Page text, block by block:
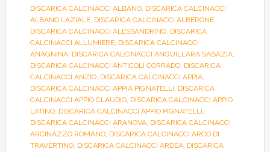
DISCARICA CALCINACCI ALBANO, DISCARICA CALCINACCI
ALBANO LAZIALE, DISCARICA CALCINACCI ALBERONE,
DISCARICA CALCINACCI ALESSANDRINO, DISCARICA
CALCINACCI ALLUMIERE, DISCARICA CALCINACCI
ANAGNINA, DISCARICA CALCINACCI ANGUILLARA SABAZIA,
DISCARICA CALCINACCI ANTICOLI CORRADO, DISCARICA
CALCINACCI ANZIO, DISCARICA CALCINACCI APPIA,
DISCARICA CALCINACCI APPIA PIGNATELLI, DISCARICA
CALCINACCI APPIO CLAUDIO, DISCARICA CALCINACCI APPIO
LATINO, DISCARICA CALCINACCI APPIO PIGNATELLI,
DISCARICA CALCINACCI ARANOVA, DISCARICA CALCINACCI
ARCINAZZO ROMANO, DISCARICA CALCINACCI ARCO DI
TRAVERTINO, DISCARICA CALCINACCI ARDEA, DISCARICA